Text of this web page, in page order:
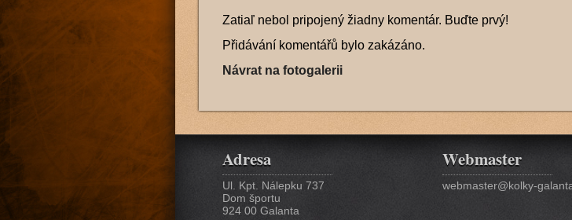
Zatiaľ nebol pripojený žiadny komentár. Buďte prvý!
Přidávání komentářů bylo zakázáno.
Návrat na fotogalerii
Adresa
Ul. Kpt. Nálepku 737
Dom športu
924 00 Galanta
Webmaster
webmaster@kolky-